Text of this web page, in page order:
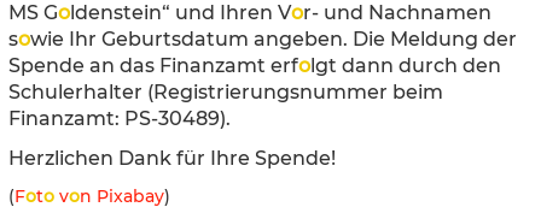
MS Goldenstein“ und Ihren Vor- und Nachnamen
sowie Ihr Geburtsdatum angeben. Die Meldung der
Spende an das Finanzamt erfolgt dann durch den
Schulerhalter (Registrierungsnummer beim
Finanzamt: PS-30489).
Herzlichen Dank für Ihre Spende!
(Foto von Pixabay)